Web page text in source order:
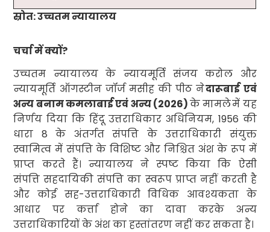
स्रोत: उच्चतम न्यायालय
चर्चा में क्यों?
उच्चतम न्यायालय के न्यायमूर्ति संजय करोल और
न्यायमूर्ति ऑगस्टीन जॉर्ज मसीह की पीठ नेदारूबाई एवं
अन्य बनाम कमलाबाई एवं अन्य (2026)के मामलेमें यह
निर्णय दिया कि हिंदू उत्तराधिकार अधिनियम, 1956 की
धारा 8के अंतर्गत संपत्ति के उत्तराधिकारी संयुक्त
स्वामित्व में संपत्ति के विशिष्ट और निश्चित अंश के रूप में
प्राप्त करते हैं। न्यायालय ने स्पष्ट किया कि ऐसी
संपत्ति सहदायिकी संपत्ति का स्वरूप प्राप्त नहीं करती है
और कोई सह-उत्तराधिकारी विधिक आवश्यकता के
आधार पर कर्त्ता होने का दावा करके अन्य
उत्तराधिकारियों के अंश का हस्तांतरण नहीं कर सकता है।